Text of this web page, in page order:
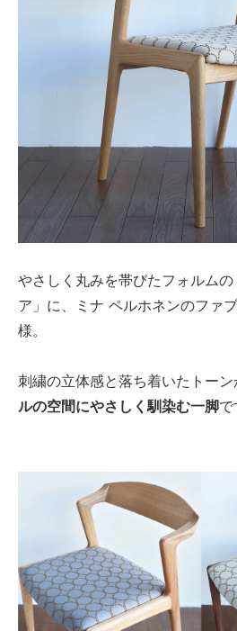
やさしく丸みを帯びたフォルム
ア」に、ミナ ペルホネンのファ
様。
刺繍の立体感と落ち着いたトーン
ルの空間にやさしく馴染む一脚で